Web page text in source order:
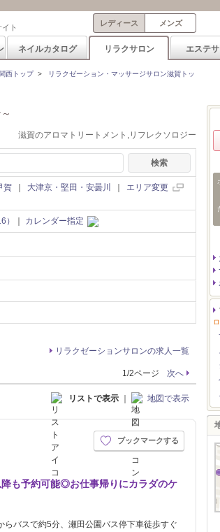
ト レディース メンズ
ネイルカタログ リラクサロン エステ
西トップ>
リラクゼーション・マッサージサロン滋賀トッ
滋賀のアロマトリートメント,リフレクソロジー
賀 大津京・堅田・安曇川
エリア変更
） カレンダー指定
リラクゼーションサロンの求人一覧
1/2ページ 次へ
リストで表示 ｜ 地図で表示
ブックマークする
も予約可能◎お仕事帰りにカラダのケ
らバスで約5分、瀬田公園バス停下車徒歩すぐ